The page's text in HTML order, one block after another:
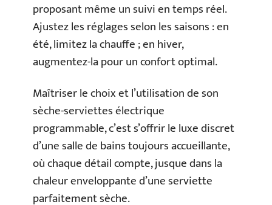
proposant même un suivi en temps réel.
Ajustez les réglages selon les saisons : en
été, limitez la chauffe ; en hiver,
augmentez-la pour un confort optimal.
Maîtriser le choix et l’utilisation de son
sèche-serviettes électrique
programmable, c’est s’offrir le luxe discret
d’une salle de bains toujours accueillante,
où chaque détail compte, jusque dans la
chaleur enveloppante d’une serviette
parfaitement sèche.